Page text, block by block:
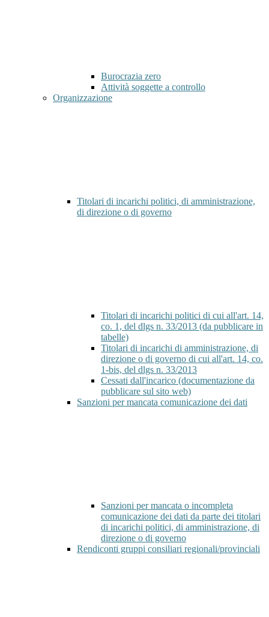
Burocrazia zero
Attività soggette a controllo
Organizzazione
Titolari di incarichi politici, di amministrazione,
di direzione o di governo
Titolari di incarichi politici di cui all'art. 14,
co. 1, del dlgs n. 33/2013 (da pubblicare in
tabelle)
Titolari di incarichi di amministrazione, di
direzione o di governo di cui all'art. 14, co.
1-bis, del dlgs n. 33/2013
Cessati dall'incarico (documentazione da
pubblicare sul sito web)
Sanzioni per mancata comunicazione dei dati
Sanzioni per mancata o incompleta
comunicazione dei dati da parte dei titolari
di incarichi politici, di amministrazione, di
direzione o di governo
Rendiconti gruppi consiliari regionali/provinciali